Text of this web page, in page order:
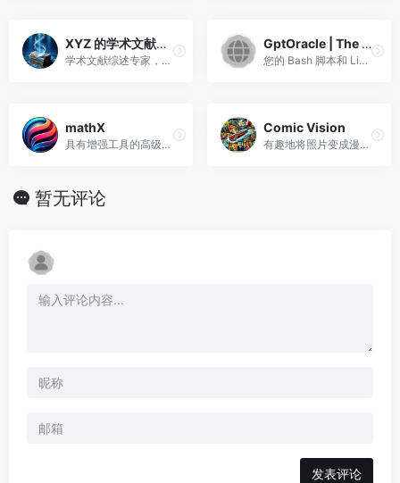
XYZ 的学术文献快速扫描
学术文献综述专家，重点关注6个方面。
GptOracle | The Bash Scripting Expert
您的 Bash 脚本和 Linux 系统管理首选专家。
mathX
具有增强工具的高级数学 K-12 助手
Comic Vision
有趣地将照片变成漫画风格。
暂无评论
发表评论